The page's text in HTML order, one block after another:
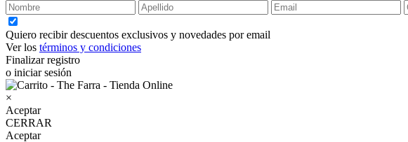
Quiero recibir descuentos exclusivos y novedades por email
Ver los términos y condiciones
Finalizar registro
o iniciar sesión
×
Aceptar
CERRAR
Aceptar